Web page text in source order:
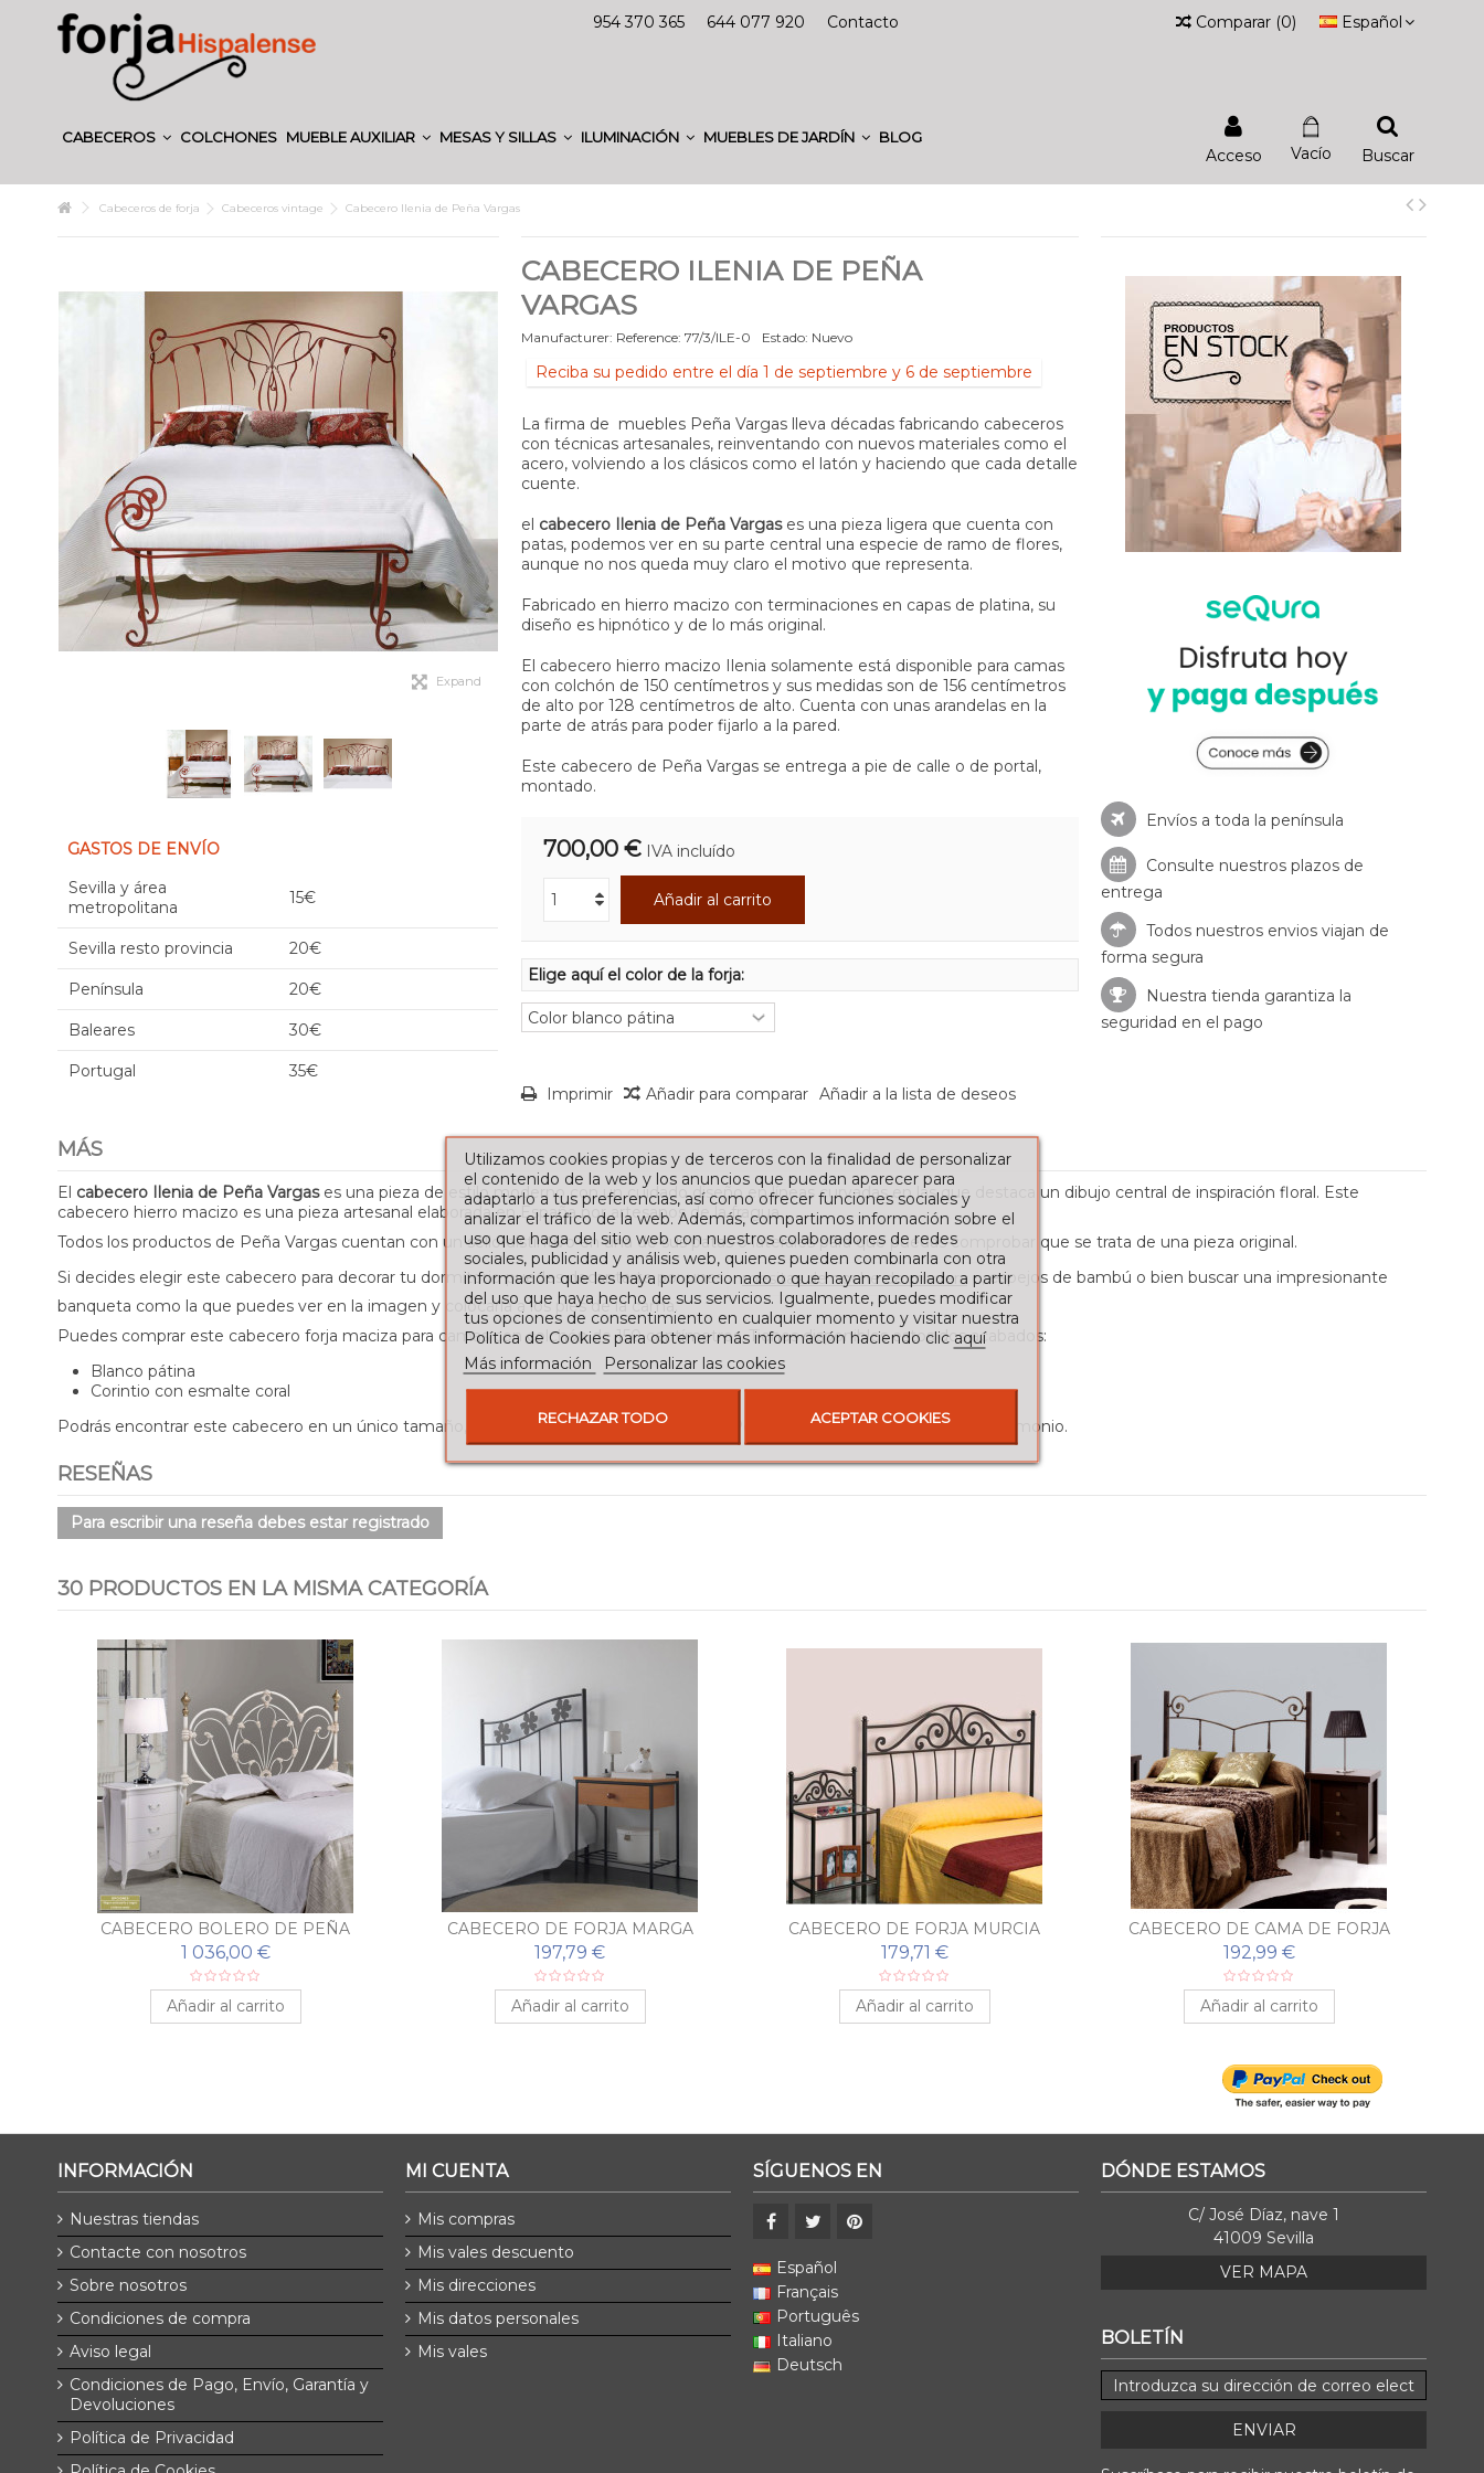
954 370 365 644 077 920 Contacto Español
Comparar (0)
CABECEROS COLCHONES MUEBLE AUXILIAR MESAS Y SILLAS ILUMINACIÓN MUEBLES DE JARDÍN BLOG
Buscar
Vacío
Acceso
Cabeceros de forja Cabeceros vintage Cabecero Ilenia de Peña Vargas
Expand
GASTOS DE ENVÍO
Sevilla y área
metropolitana
15€
Sevilla resto provincia 20€
Península 20€
Baleares 30€
Portugal 35€
CABECERO ILENIA DE PEÑA
VARGAS
Manufacturer: Reference: 77/3/ILE-0 Estado: Nuevo
Reciba su pedido entre el día 1 de septiembre y 6 de septiembre
La firma de muebles Peña Vargas lleva décadas fabricando cabeceros
con técnicas artesanales, reinventando con nuevos materiales como el
acero, volviendo a los clásicos como el latón y haciendo que cada detalle
cuente.
el cabecero Ilenia de Peña Vargases una pieza ligera que cuenta con
patas, podemos ver en su parte central una especie de ramo de flores,
aunque no nos queda muy claro el motivo que representa.
Fabricado en hierro macizo con terminaciones en capas de platina, su
diseño es hipnótico y de lo más original.
El cabecero hierro macizo Ilenia solamente está disponible para camas
con colchón de 150 centímetros y sus medidas son de 156 centímetros
de alto por 128 centímetros de alto. Cuenta con unas arandelas en la
parte de atrás para poder fijarlo a la pared.
Este cabecero de Peña Vargas se entrega a pie de calle o de portal,
montado.
700,00 € IVA incluído
Añadir al carrito
Elige aquí el color de la forja:
Imprimir Añadir para comparar Añadir a la lista de deseos
Envíos a toda la península
Consulte nuestros plazos de
entrega
Todos nuestros envios viajan de
forma segura
Nuestra tienda garantiza la
seguridad en el pago
MÁS
El cabecero Ilenia de Peña Vargases una pieza de estilo moderno con un cuidado diseño en líneas curvadas en las que destaca un dibujo central de inspiración floral. Este
cabecero hierro macizo es una pieza artesanal elaborada en España por artesanos de la fragua.
Todos los productos de Peña Vargas cuentan con un sello distintivo en una de sus patas o laterales para que puedas comprobar que se trata de una pieza original.
Si decides elegir este cabecero para decorar tu dormitorio puedes decantarte por unas
mesitas de noche de madera
, espejos de bambú o bien buscar una impresionante
banqueta como la que puedes ver en la imagen y colocarla a los pies de la cama.
Puedes comprar este cabecero forja maciza para camas con colchón de 150 centímetros. Tienes disponibles estos dos acabados:
Blanco pátina
Corintio con esmalte coral
Podrás encontrar este cabecero en un único tamaño, pensado para colchón de 150 cm. Perfecto para un dormitorio de matrimonio.
RESEÑAS
Para escribir una reseña debes estar registrado
30 PRODUCTOS EN LA MISMA CATEGORÍA
CABECERO BOLERO DE PEÑA
VARGAS
1 036,00 €
Añadir al carrito
CABECERO DE FORJA MARGA
197,79 €
Añadir al carrito
CABECERO DE FORJA MURCIA
179,71 €
Añadir al carrito
CABECERO DE CAMA DE FORJA
MARA
192,99 €
Añadir al carrito
INFORMACIÓN
Nuestras tiendas
Contacte con nosotros
Sobre nosotros
Condiciones de compra
Aviso legal
Condiciones de Pago, Envío, Garantía y
Devoluciones
Política de Privacidad
MI CUENTA
Mis compras
Mis vales descuento
Mis direcciones
Mis datos personales
Mis vales
SÍGUENOS EN
Español
Français
Português
Italiano
Deutsch
DÓNDE ESTAMOS
C/ José Díaz, nave 1
41009 Sevilla
VER MAPA
BOLETÍN
ENVIAR
Utilizamos cookies propias y de terceros con la finalidad de personalizar
el contenido de la web y los anuncios que puedan aparecer para
adaptarlo a tus preferencias, así como ofrecer funciones sociales y
analizar el tráfico de la web. Además, compartimos información sobre el
uso que haga del sitio web con nuestros colaboradores de redes
sociales, publicidad y análisis web, quienes pueden combinarla con otra
información que les haya proporcionado o que hayan recopilado a partir
del uso que haya hecho de sus servicios. Igualmente, puedes modificar
tus opciones de consentimiento en cualquier momento y visitar nuestra
Política de Cookies para obtener más información haciendo clic aquí
Más información
Personalizar las cookies
RECHAZAR TODO ACEPTAR COOKIES